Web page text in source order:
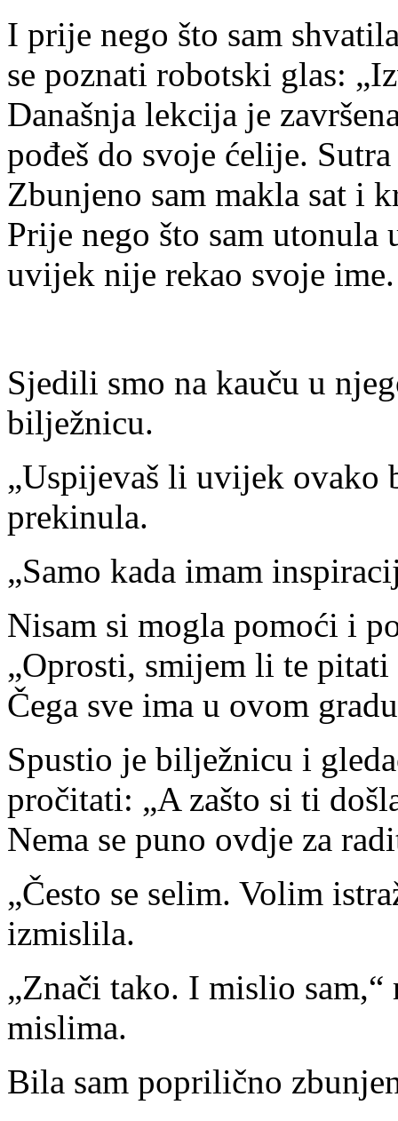
I prije nego što sam
se poznati robotski glas:
Današnja lekcija je
pođeš do svoje ćelije.
Zbunjeno sam makla sat i
Prije nego što sam utonula
uvijek nije rekao svoje ime.
Sjedili smo na kauču u
bilježnicu.
„Uspijevaš li uvijek ovako
prekinula.
„Samo kada imam
Nisam si mogla pomoći i
„Oprosti, smijem li te pitati
Čega sve ima u ovom
Spustio je bilježnicu i
pročitati: „A zašto si ti
Nema se puno ovdje za
„Često se selim. Volim
izmislila.
„Znači tako. I mislio
mislima.
Bila sam poprilično